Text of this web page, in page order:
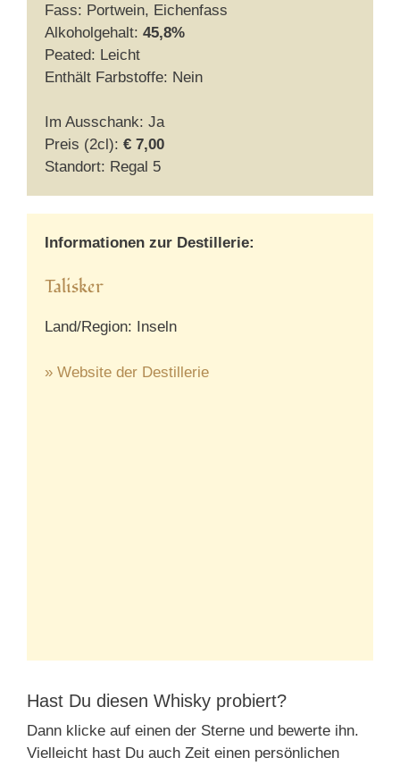
Fass: Portwein, Eichenfass
Alkoholgehalt: 45,8%
Peated: Leicht
Enthält Farbstoffe: Nein
Im Ausschank: Ja
Preis (2cl): € 7,00
Standort: Regal 5
Informationen zur Destillerie:
Talisker
Land/Region: Inseln
» Website der Destillerie
Hast Du diesen Whisky probiert?
Dann klicke auf einen der Sterne und bewerte ihn.
Vielleicht hast Du auch Zeit einen persönlichen